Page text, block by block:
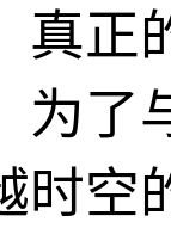
真正
为了
时空